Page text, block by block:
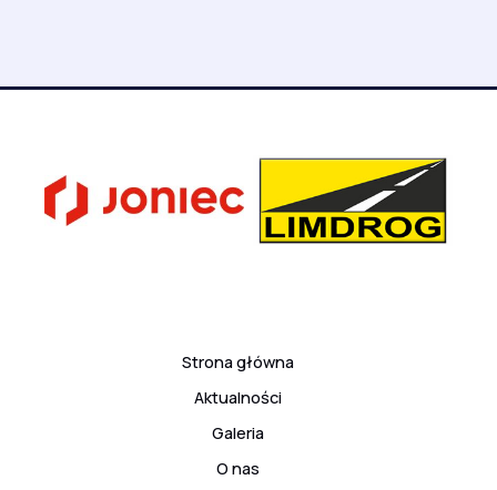
Strona główna
Aktualności
Galeria
O nas